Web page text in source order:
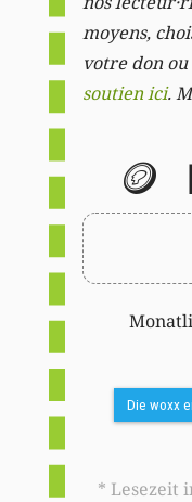
moyens,
votre don ou
soutien ici.
🪙
Die woxx
* Lesezeit